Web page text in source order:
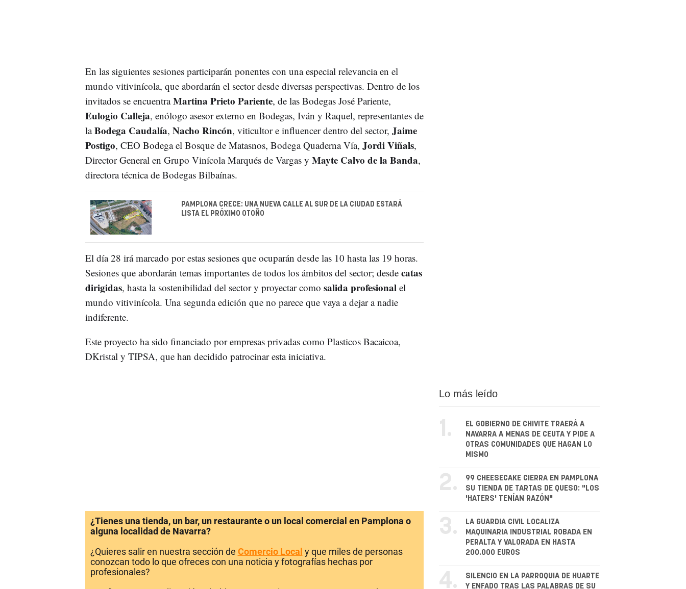
En las siguientes sesiones participarán ponentes con una especial relevancia en el
mundo vitivinícola, que abordarán el sector desde diversas perspectivas. Dentro de los
invitados se encuentraMartina Prieto Pariente, de las Bodegas José Pariente,
Eulogio Calleja, enólogo asesor externo en Bodegas, Iván y Raquel, representantes de
laBodega Caudalía, Nacho Rincón, viticultor e influencer dentro del sector, Jaime
Postigo, CEO Bodega el Bosque de Matasnos, Bodega Quaderna Vía, Jordi Viñals,
Director General en Grupo Vinícola Marqués de Vargas y Mayte Calvo de la Banda,
directora técnica de Bodegas Bilbaínas.
PAMPLONA CRECE: UNA NUEVA CALLE AL SUR DE LA CIUDAD ESTARÁ
LISTA EL PRÓXIMO OTOÑO
El día 28 irá marcado por estas sesiones que ocuparán desde las 10 hasta las 19 horas.
Sesiones que abordarán temas importantes de todos los ámbitos del sector; desde catas
dirigidas, hasta la sostenibilidad del sector y proyectar como salida profesional el
mundo vitivinícola. Una segunda edición que no parece que vaya a dejar a nadie
indiferente.
Este proyecto ha sido financiado por empresas privadas como Plasticos Bacaicoa,
DKristal y TIPSA, que han decidido patrocinar esta iniciativa.
¿Tienes una tienda, un bar, un restaurante o un local comercial en Pamplona o
alguna localidad de Navarra?
¿Quieres salir en nuestra sección de Comercio Local y que miles de personas
conozcan todo lo que ofreces con una noticia y fotografías hechas por
profesionales?
Lo más leído
1.
EL GOBIERNO DE CHIVITE TRAERÁ A
NAVARRA A MENAS DE CEUTA Y PIDE A
OTRAS COMUNIDADES QUE HAGAN LO
MISMO
2.
99 CHEESECAKE CIERRA EN PAMPLONA
SU TIENDA DE TARTAS DE QUESO: "LOS
'HATERS' TENÍAN RAZÓN"
3.
LA GUARDIA CIVIL LOCALIZA
MAQUINARIA INDUSTRIAL ROBADA EN
PERALTA Y VALORADA EN HASTA
200.000 EUROS
4.
SILENCIO EN LA PARROQUIA DE HUARTE
Y ENFADO TRAS LAS PALABRAS DE SU